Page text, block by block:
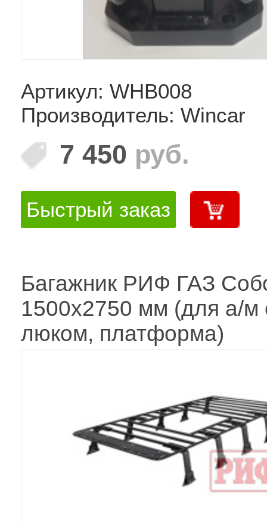
Артикул: WHB008
Производитель: Wincar
7 450 руб.
Быстрый заказ
Багажник РИФ ГАЗ
1500х2750 мм (для а/м
люком, платформа)